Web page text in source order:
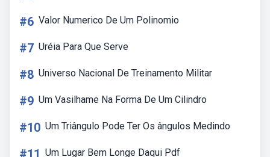
#6 Valor Numerico De Um Polinomio
#7 Uréia Para Que Serve
#8 Universo Nacional De Treinamento Militar
#9 Um Vasilhame Na Forma De Um Cilindro
#10 Um Triângulo Pode Ter Os ângulos Medindo
#11 Um Lugar Bem Longe Daqui Pdf